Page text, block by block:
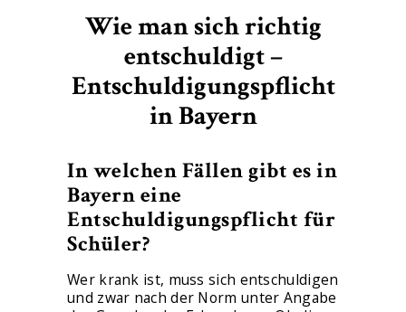
Wie man sich richtig
entschuldigt –
Entschuldigungspflicht
in Bayern
In welchen Fällen gibt es in
Bayern eine
Entschuldigungspflicht für
Schüler?
Wer krank ist, muss sich entschuldigen
und zwar nach der Norm unter Angabe